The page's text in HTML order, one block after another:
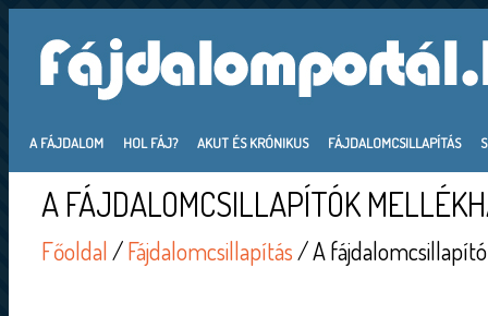
A FÁJDALOM HOL FÁJ? AKUT ÉS KRÓNIKUS FÁJDALOMCSILLAPÍTÁS
A FÁJDALOMCSILLAPÍTÓK
Főoldal/Fájdalomcsillapítás/ A